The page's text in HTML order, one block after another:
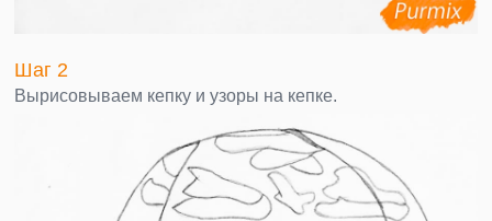
Шаг 2
Вырисовываем кепку и узоры на кепке.